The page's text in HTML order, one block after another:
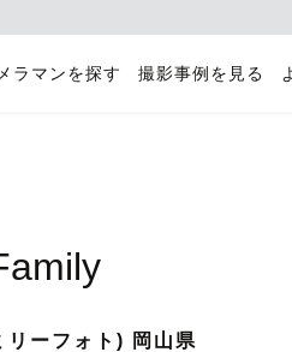
ラマンを探す 撮影事例を見る
リーフォト) 岡山県